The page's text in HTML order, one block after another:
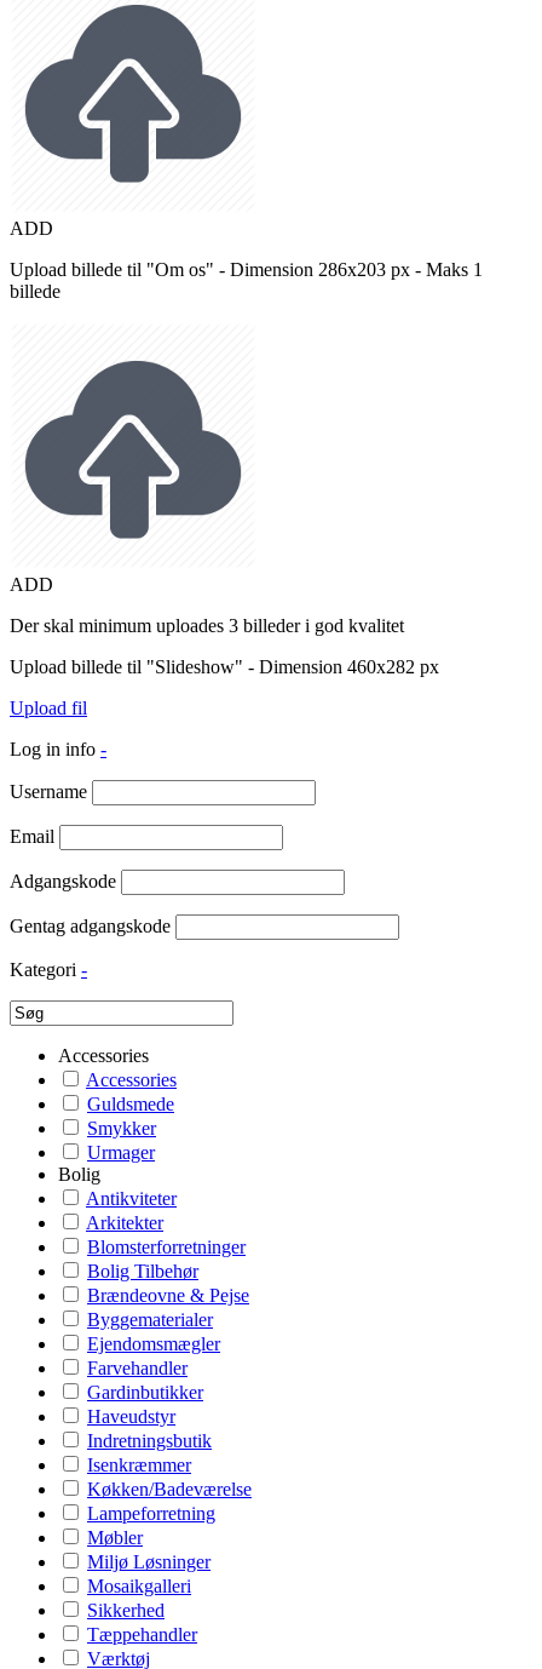
ADD
Upload billede til "Om os" - Dimension 286x203 px - Maks 1
billede
ADD
Der skal minimum uploades 3 billeder i god kvalitet
Upload billede til "Slideshow" - Dimension 460x282 px
Upload fil
Log in info -
Username
Email
Adgangskode
Gentag adgangskode
Kategori -
Accessories
Accessories
Guldsmede
Smykker
Urmager
Bolig
Antikviteter
Arkitekter
Blomsterforretninger
Bolig Tilbehør
Brændeovne & Pejse
Byggematerialer
Ejendomsmægler
Farvehandler
Gardinbutikker
Haveudstyr
Indretningsbutik
Isenkræmmer
Køkken/Badeværelse
Lampeforretning
Møbler
Miljø Løsninger
Mosaikgalleri
Sikkerhed
Tæppehandler
Værktøj